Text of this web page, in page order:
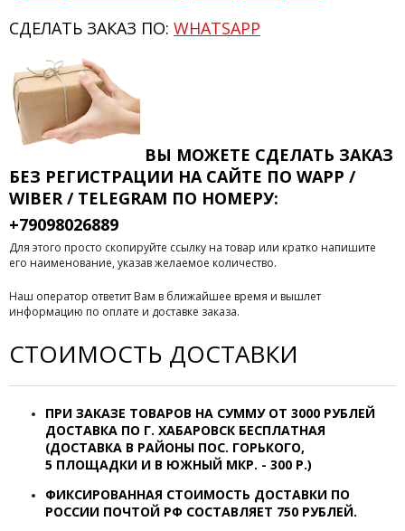
СДЕЛАТЬ ЗАКАЗ ПО: WHATSAPP
ВЫ МОЖЕТЕ СДЕЛАТЬ ЗАКАЗ
БЕЗ РЕГИСТРАЦИИ НА САЙТЕ ПО WAPP /
WIBER / TELEGRAM ПО НОМЕРУ:
+79098026889
Для этого просто скопируйте ссылку на товар или кратко напишите
его наименование, указав желаемое количество.
Наш оператор ответит Вам в ближайшее время и вышлет
информацию по оплате и доставке заказа.
СТОИМОСТЬ ДОСТАВКИ
ПРИ ЗАКАЗЕ ТОВАРОВ НА СУММУ ОТ 3000 РУБЛЕЙ
ДОСТАВКА ПО Г. ХАБАРОВСК БЕСПЛАТНАЯ
(ДОСТАВКА В РАЙОНЫ ПОС. ГОРЬКОГО,
5 ПЛОЩАДКИ И В ЮЖНЫЙ МКР. - 300 Р.)
ФИКСИРОВАННАЯ СТОИМОСТЬ ДОСТАВКИ ПО
РОССИИ ПОЧТОЙ РФ СОСТАВЛЯЕТ 750 РУБЛЕЙ.